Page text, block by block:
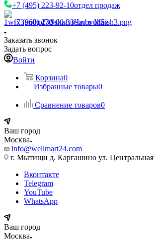
+7 (495) 223-92-10отдел продаж
+7 (960) 230-00-33Чат в Max
Заказать звонок
Задать вопрос
Войти
Корзина0
Избранные товары0
Сравнение товаров0
Ваш город
Москва
info@wellmart24.com
г. Мытищи д. Каргашино ул. Центральная
Вконтакте
Telegram
YouTube
WhatsApp
Ваш город
Москва